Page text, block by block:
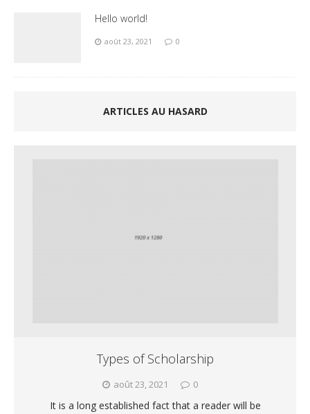
Hello world!
août 23, 2021 0
ARTICLES AU HASARD
Types of Scholarship
août 23, 2021 0
It is a long established fact that a reader will be